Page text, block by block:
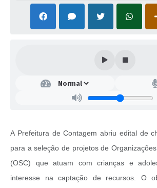
A Prefeitura de Contagem abriu edital de
para a seleção de projetos de
(OSC) que atuam com crianças e
interesse na captação de recursos. O